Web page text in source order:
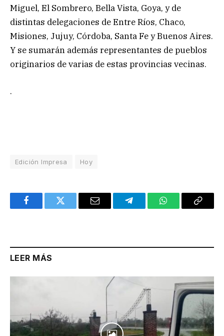
Miguel, El Sombrero, Bella Vista, Goya, y de
distintas delegaciones de Entre Ríos, Chaco,
Misiones, Jujuy, Córdoba, Santa Fe y Buenos Aires.
Y se sumarán además representantes de pueblos
originarios de varias de estas provincias vecinas.
.
Edición Impresa Hoy
FacebookTwitter Email TelegramWhatsAppCopy
LEER MÁS